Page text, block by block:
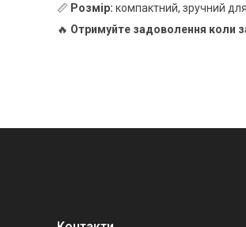
📏 Розмір: компактний, зручний
🔥 Отримуйте задоволення коли